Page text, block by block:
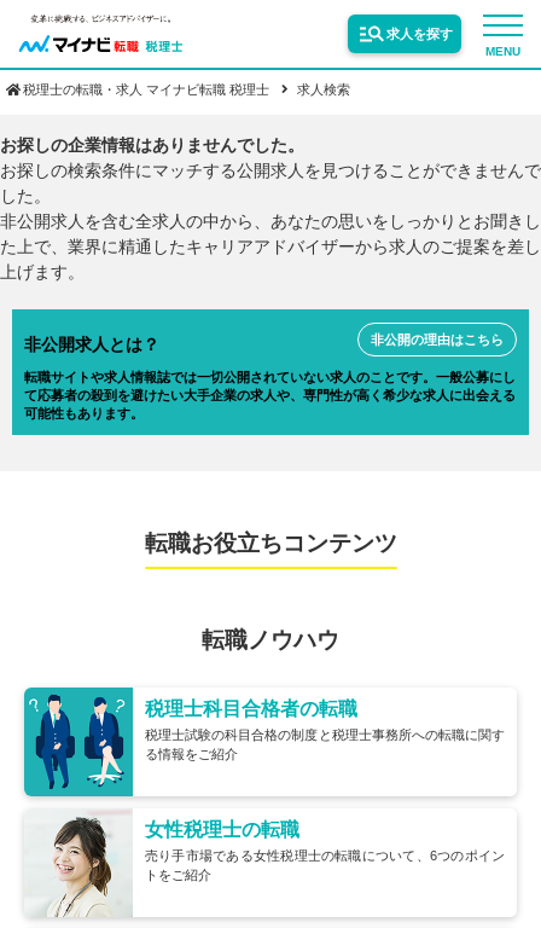
MENU
求人を探す
転職お役立ち情報
求人情報
税理士の転職・求人 マイナビ転職 税理士 求人検索
お探しの企業情報はありませんでした。
お探しの検索条件にマッチする公開求人を見つけることができませんで
した。
非公開求人を含む全求人の中から、あなたの思いをしっかりとお聞きし
た上で、業界に精通したキャリアアドバイザーから求人のご提案を差し
上げます。
非公開求人とは？
転職サイトや求人情報誌では一切公開されていない求人のことです。一般公募にし
て応募者の殺到を避けたい大手企業の求人や、専門性が高く希少な求人に出会える
可能性もあります。
非公開の理由はこちら
転職お役立ちコンテンツ
転職ノウハウ
税理士科目合格者の転職
税理士試験の科目合格の制度と税理士事務所への転職に関す
る情報をご紹介
女性税理士の転職
売り手市場である女性税理士の転職について、6つのポイン
トをご紹介